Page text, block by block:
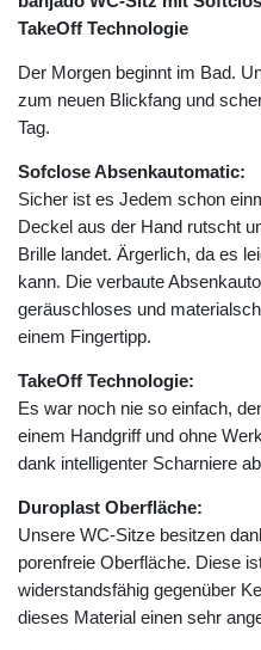
TakeOff Technologie
Der Morgen beginnt im Bad.
zum neuen Blickfang und
Tag.
Sofclose Absenkautomatic:
Sicher ist es Jedem schon
Deckel aus der Hand rutscht
Brille landet. Ärgerlich, da es
kann. Die verbaute
geräuschloses und
einem Fingertipp.
TakeOff Technologie:
Es war noch nie so einfach,
einem Handgriff und ohne
dank intelligenter Scharniere
Duroplast Oberfläche:
Unsere WC-Sitze besitzen
porenfreie Oberfläche. Diese
widerstandsfähig gegenüber
dieses Material einen sehr